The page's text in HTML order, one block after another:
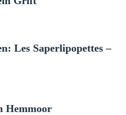
Les Saperlipopettes –
Hemmoor